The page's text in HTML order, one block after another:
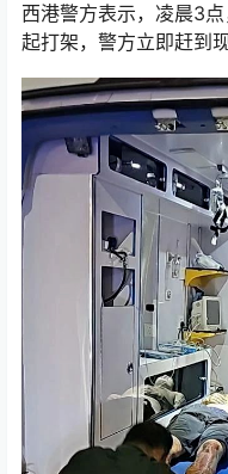
西港警方表示，凌晨3
起打架，警方立即赶到